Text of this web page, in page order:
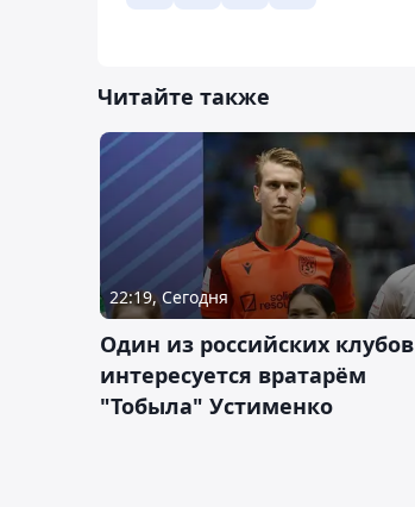
Читайте также
22:19, Сегодня
Один из российских клубов
интересуется вратарём
"Тобыла" Устименко